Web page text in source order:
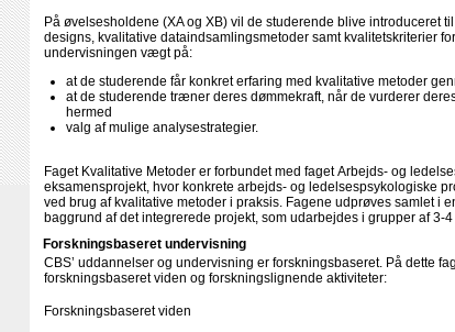
På øvelsesholdene (XA og XB) vil de studerende blive introduceret
designs, kvalitative dataindsamlingsmetoder samt kvalitetskriterier
undervisningen vægt på:
at de studerende får konkret erfaring med kvalitative metoder
at de studerende træner deres dømmekraft, når de vurderer
hermed
valg af mulige analysestrategier.
Faget Kvalitative Metoder er forbundet med faget Arbejds- og
eksamensprojekt, hvor konkrete arbejds- og ledelsespsykologiske
ved brug af kvalitative metoder i praksis. Fagene udprøves samlet i
baggrund af det integrerede projekt, som udarbejdes i grupper af 3-
Forskningsbaseret undervisning
CBS’ uddannelser og undervisning er forskningsbaseret. På dette
forskningsbaseret viden og forskningslignende aktiviteter:
Forskningsbaseret viden